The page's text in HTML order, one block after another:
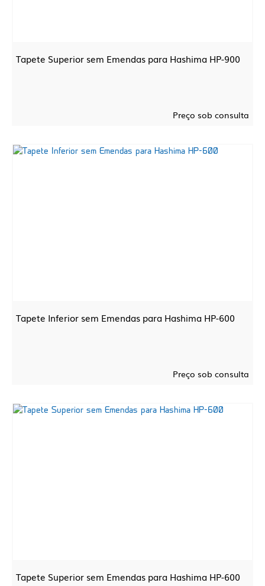
Tapete Superior sem Emendas para Hashima HP-900
Preço sob consulta
Tapete Inferior sem Emendas para Hashima HP-600
Preço sob consulta
Tapete Superior sem Emendas para Hashima HP-600